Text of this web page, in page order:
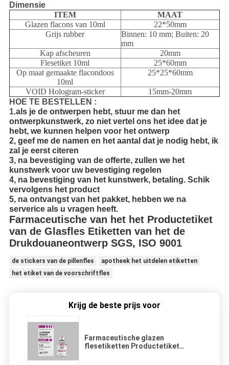
Dimensie
ITEM
MAAT
Glazen flacons van 10ml
22*50mm
Grijs rubber
Binnen: 10 mm; Buiten: 20
mm
Kap afscheuren
20mm
Flesetiket 10ml
25*60mm
Op maat gemaakte flacondoos
10ml
25*25*60mm
VOID Hologram-sticker
15mm-20mm
HOE TE BESTELLEN :
1.als je de ontwerpen hebt, stuur me dan het
ontwerpkunstwerk, zo niet vertel ons het idee dat je
hebt, we kunnen helpen voor het ontwerp
2, geef me de namen en het aantal dat je nodig hebt, ik
zal je eerst citeren
3, na bevestiging van de offerte, zullen we het
kunstwerk voor uw bevestiging regelen
4, na bevestiging van het kunstwerk, betaling. Schik
vervolgens het product
5, na ontvangst van het pakket, hebben we na
serverice als u vragen heeft.
Farmaceutische van het het Productetiket
van de Glasfles Etiketten van het de
Drukdouaneontwerp SGS, ISO 9001
de stickers van de pillenfles
apotheek het uitdelen etiketten
het etiket van de voorschriftfles
Krijg de beste prijs voor
Farmaceutische glazen
flesetiketten Productetiket